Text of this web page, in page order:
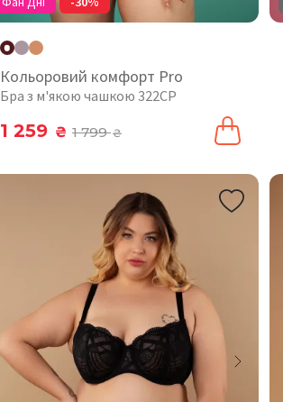
Кольоровий комфорт Pro
Бра з м'якою чашкою 322CP
1 259 ₴ 1 799₴